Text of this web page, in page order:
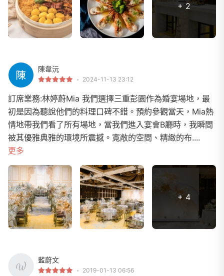
+ 2
陳韋沅
2024-11-13 23:12
訂席業務:林婷蔚Mia 我們選擇三重彭園作為婚宴場地，最
初是因為聽說他們的料理口碑不錯。預約參觀當天，Mia熱
情地帶我們看了所有場地，當我們進入宴會B廳時，我瞬間
被其優雅典雅的環境所震撼。寬敞的空間、精緻的布....
更多
+ 4
藍蔚文
2019-01-13 06:56